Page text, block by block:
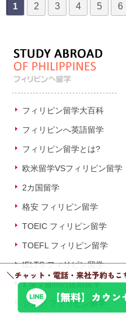
1 2 3 4 5 6
フィリピン留学大百科
フィリピンへ英語留学
フィリピン留学とは?
欧米留学VSフィリピン留学
2カ国留学
格安 フィリピン留学
TOEIC フィリピン留学
TOEFL フィリピン留学
IELTS フィリピン留学
1 or 2週間の短期留学
シニア フィリピン留学